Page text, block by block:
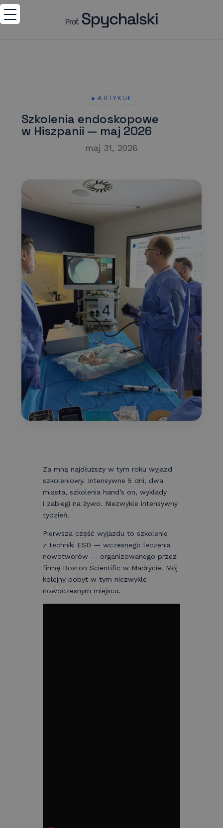
Szkolenia endoskopowe
w Hiszpanii — maj 2026
maj 31, 2026
Za mną najdłuższy w tym roku wyjazd
szkoleniowy. Intensywne 5 dni, dwa
miasta, szkolenia hand’s on, wyklady
i zabiegi na żywo. Niezwykle intensywny
tydzień.
Pierwsza część wyjazdu to szkolenie
z techniki ESD — wczesnego leczenia
nowotworów — organizowanego przez
firmę Boston Scientific w Madrycie. Mój
kolejny pobyt w tym niezwykle
nowoczesnym miejscu.